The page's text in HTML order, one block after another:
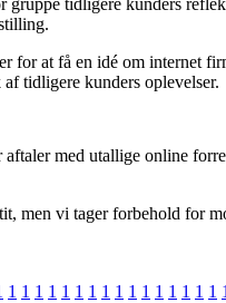
for at få en idé om internet
tidligere kunders oplevelser.
med utallige online
men vi tager forbehold for
1 1 1 1 1 1 1 1 1 1 1 1 1 1 1 1 1